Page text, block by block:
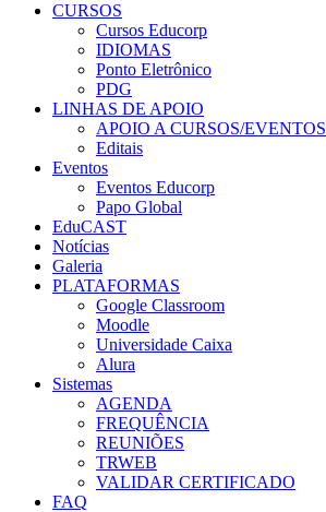
CURSOS
Cursos Educorp
IDIOMAS
Ponto Eletrônico
PDG
LINHAS DE APOIO
APOIO A CURSOS/EVENTOS
Editais
Eventos
Eventos Educorp
Papo Global
EduCAST
Notícias
Galeria
PLATAFORMAS
Google Classroom
Moodle
Universidade Caixa
Alura
Sistemas
AGENDA
FREQUÊNCIA
REUNIÕES
TRWEB
VALIDAR CERTIFICADO
FAQ